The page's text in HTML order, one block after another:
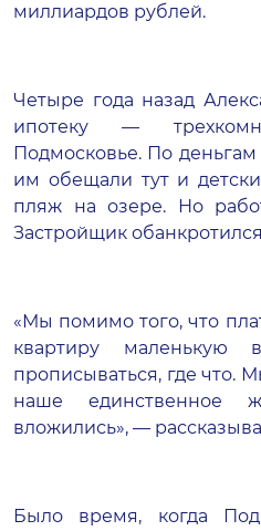
миллиардов рублей.
Четыре года назад
ипотеку —
Подмосковье. По
им обещали тут и
пляж на озере. Но
Застройщик
«Мы помимо того, что
квартиру маленькую
прописываться, где что.
наше единственное
вложились», —
Было время, когда